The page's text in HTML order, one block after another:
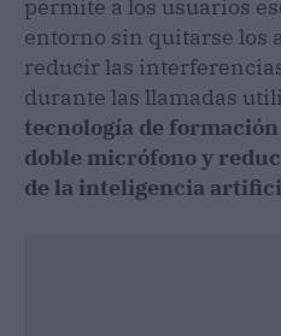
permite a los usuarios
entorno sin quitarse los
reducir las
durante las llamadas
tecnología de
doble micrófono y
de la inteligencia